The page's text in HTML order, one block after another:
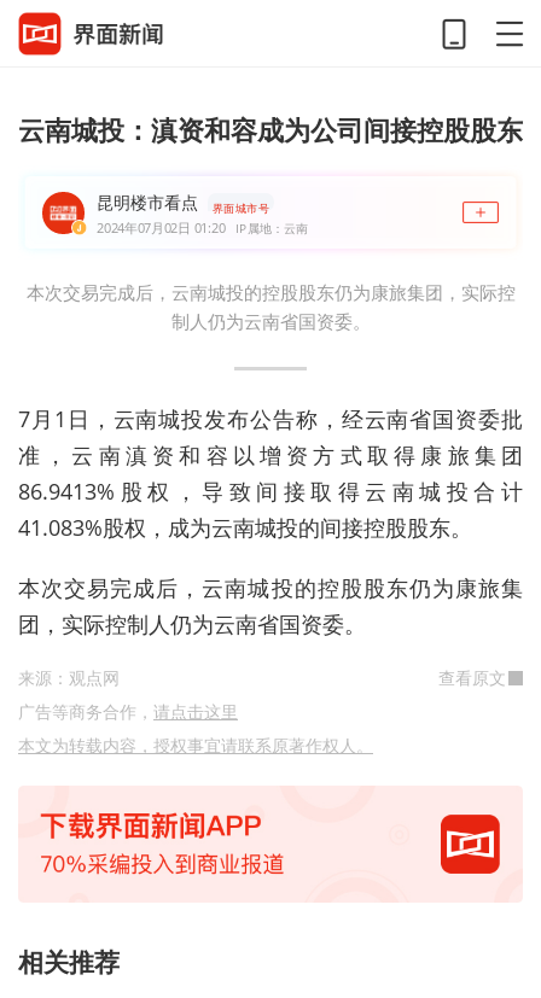
云南城投：滇资和容成为公司间接控股股东
昆明楼市看点 界面城市号
2024年07月02日 01:20 IP属地：云南
本次交易完成后，云南城投的控股股东仍为康旅集团，实际控
制人仍为云南省国资委。
7月1日，云南城投发布公告称，经云南省国资委批
准，云南滇资和容以增资方式取得康旅集团
86.9413%股权，导致间接取得云南城投合计
41.083%股权，成为云南城投的间接控股股东。
本次交易完成后，云南城投的控股股东仍为康旅集
团，实际控制人仍为云南省国资委。
来源：观点网
查看原文
广告等商务合作， 请点击这里
本文为转载内容，授权事宜请联系原著作权人。
相关推荐